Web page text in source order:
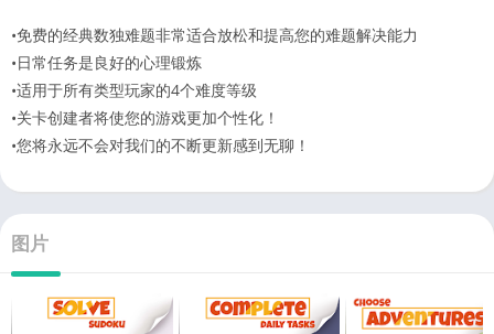
•免费的经典数独难题非常适合放松和提高您的难题解决能力
•日常任务是良好的心理锻炼
•适用于所有类型玩家的4个难度等级
•关卡创建者将使您的游戏更加个性化！
•您将永远不会对我们的不断更新感到无聊！
图片